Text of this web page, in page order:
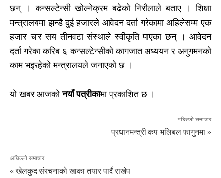
छन् । कन्सल्टेन्सी खोल्नेक्रम बढेको निरौलाले बताए । शिक्षा
मन्त्रालयमा झन्डै दुई हजारले आवेदन दर्ता गरेकामा अहिलेसम्म एक
हजार चार सय तीनवटा संस्थाले स्वीकृति पाएका छन् । आवेदन
दर्ता गरेका करिब ६ कन्सल्टेन्सीको कागजात अध्ययन र अनुगमनको
काम भइरहेको मन्त्रालयले जनाएको छ ।
यो खबर आजकोनयाँ पत्रीकामा प्रकाशित छ ।
पछिल्लो समाचार
प्रधानमन्त्री कप भलिबल फागुनमा »
अघिल्लो समाचार
« खेलकुद संरचनाको खाका तयार पार्दै राखेप